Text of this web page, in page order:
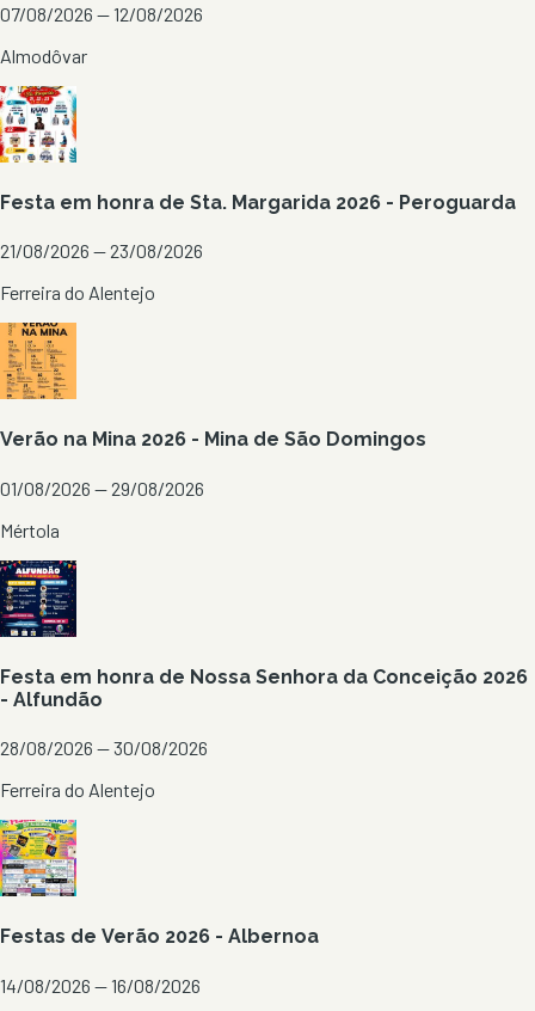
07/08/2026 — 12/08/2026
Almodôvar
Festa em honra de Sta. Margarida 2026 - Peroguarda
21/08/2026 — 23/08/2026
Ferreira do Alentejo
Verão na Mina 2026 - Mina de São Domingos
01/08/2026 — 29/08/2026
Mértola
Festa em honra de Nossa Senhora da Conceição 2026
- Alfundão
28/08/2026 — 30/08/2026
Ferreira do Alentejo
Festas de Verão 2026 - Albernoa
14/08/2026 — 16/08/2026